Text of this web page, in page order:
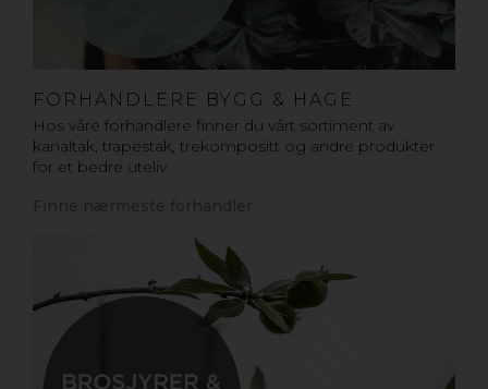
FORHANDLERE BYGG & HAGE
Hos våre forhandlere finner du vårt sortiment av
kanaltak, trapestak, trekompositt og andre produkter
for et bedre uteliv.
Finne nærmeste forhandler